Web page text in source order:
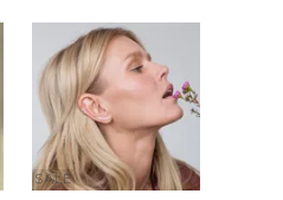
SALE